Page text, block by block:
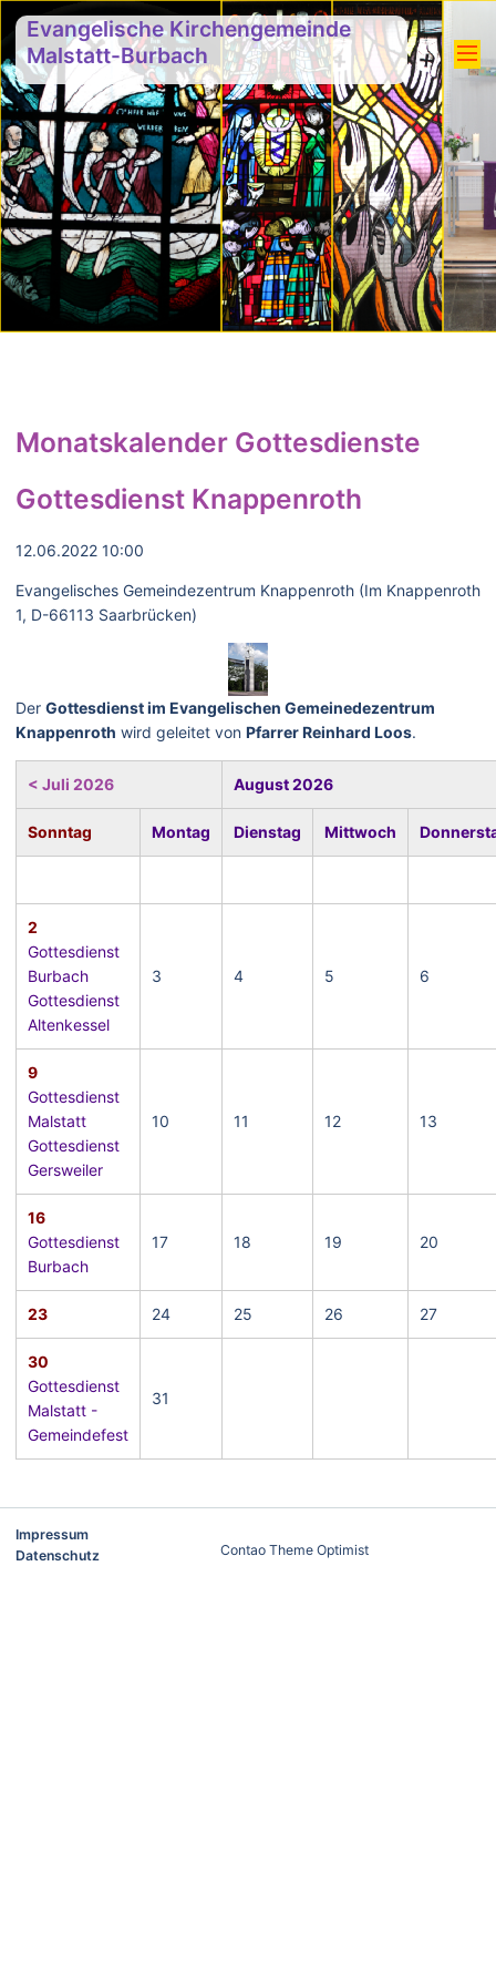
Evangelische Kirchengemeinde
Malstatt-Burbach
Monatskalender Gottesdienste
Gottesdienst Knappenroth
12.06.2022 10:00
Evangelisches Gemeindezentrum Knappenroth (Im Knappenroth
1, D-66113 Saarbrücken)
Der Gottesdienst im Evangelischen Gemeinedezentrum
Knappenroth wird geleitet von Pfarrer Reinhard Loos.
< Juli 2026 August 2026
Sonntag Montag Dienstag Mittwoch
2
Gottesdienst
Burbach
Gottesdienst
Altenkessel
3 4 5 6
9
Gottesdienst
Malstatt
Gottesdienst
Gersweiler
10 11 12 13
16
Gottesdienst
Burbach
17 18 19 20
23 24 25 26 27
30
Gottesdienst
Malstatt -
Gemeindefest
31
Impressum
Datenschutz
Contao Theme Optimist